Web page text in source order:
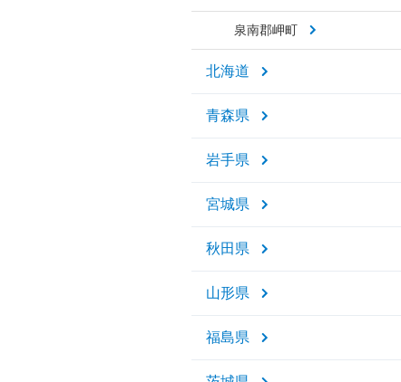
泉南郡岬町
北海道
青森県
岩手県
宮城県
秋田県
山形県
福島県